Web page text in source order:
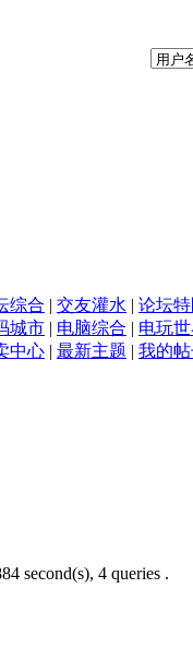
综合 | 交友灌水 | 论坛
城市 | 电脑综合 | 电玩
中心 | 最新主题 | 我的
second(s), 4 queries .